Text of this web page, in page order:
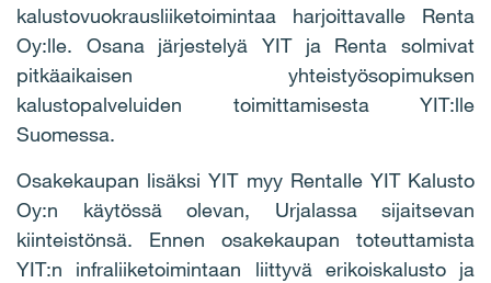
kalustovuokrausliiketoimintaa harjoittavalle Renta
Oy:lle. Osana järjestelyä YIT ja Renta solmivat
pitkäaikaisen yhteistyösopimuksen
kalustopalveluiden toimittamisesta YIT:lle
Suomessa.
Osakekaupan lisäksi YIT myy Rentalle YIT Kalusto
Oy:n käytössä olevan, Urjalassa sijaitsevan
kiinteistönsä. Ennen osakekaupan toteuttamista
YIT:n infraliiketoimintaan liittyvä erikoiskalusto ja